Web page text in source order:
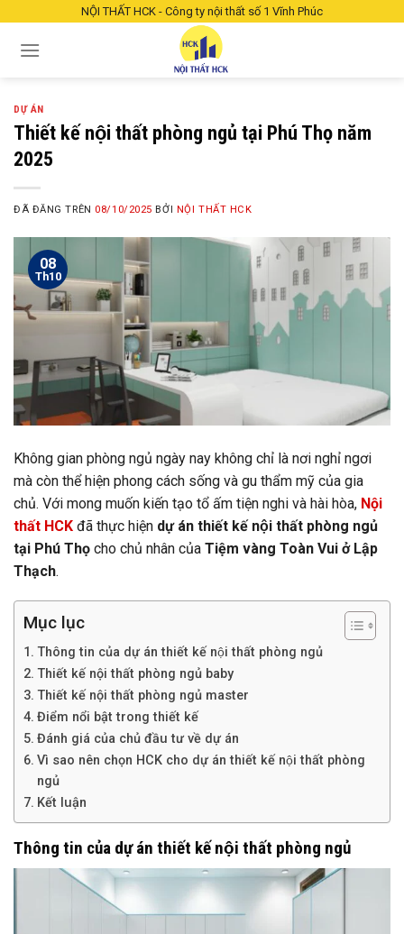
NỘI THẤT HCK - Công ty nội thất số 1 Vĩnh Phúc
DỰ ÁN
Thiết kế nội thất phòng ngủ tại Phú Thọ năm
2025
ĐÃ ĐĂNG TRÊN 08/10/2025 BỞI NỘI THẤT HCK
08
Th10
Không gian phòng ngủ ngày nay không chỉ là nơi nghỉ ngơi
mà còn thể hiện phong cách sống và gu thẩm mỹ của gia
chủ. Với mong muốn kiến tạo tổ ấm tiện nghi và hài hòa, Nội
thất HCK đã thực hiện dự án thiết kế nội thất phòng ngủ
tại Phú Thọ cho chủ nhân của Tiệm vàng Toàn Vui ở Lập
Thạch.
Mục lục
Thông tin của dự án thiết kế nội thất phòng ngủ
Thiết kế nội thất phòng ngủ baby
Thiết kế nội thất phòng ngủ master
Điểm nổi bật trong thiết kế
Đánh giá của chủ đầu tư về dự án
Vì sao nên chọn HCK cho dự án thiết kế nội thất phòng
ngủ
Kết luận
Thông tin của dự án thiết kế nội thất phòng ngủ